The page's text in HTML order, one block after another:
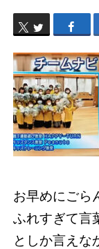
お早めにごら
ふれすぎて言
としか言えな